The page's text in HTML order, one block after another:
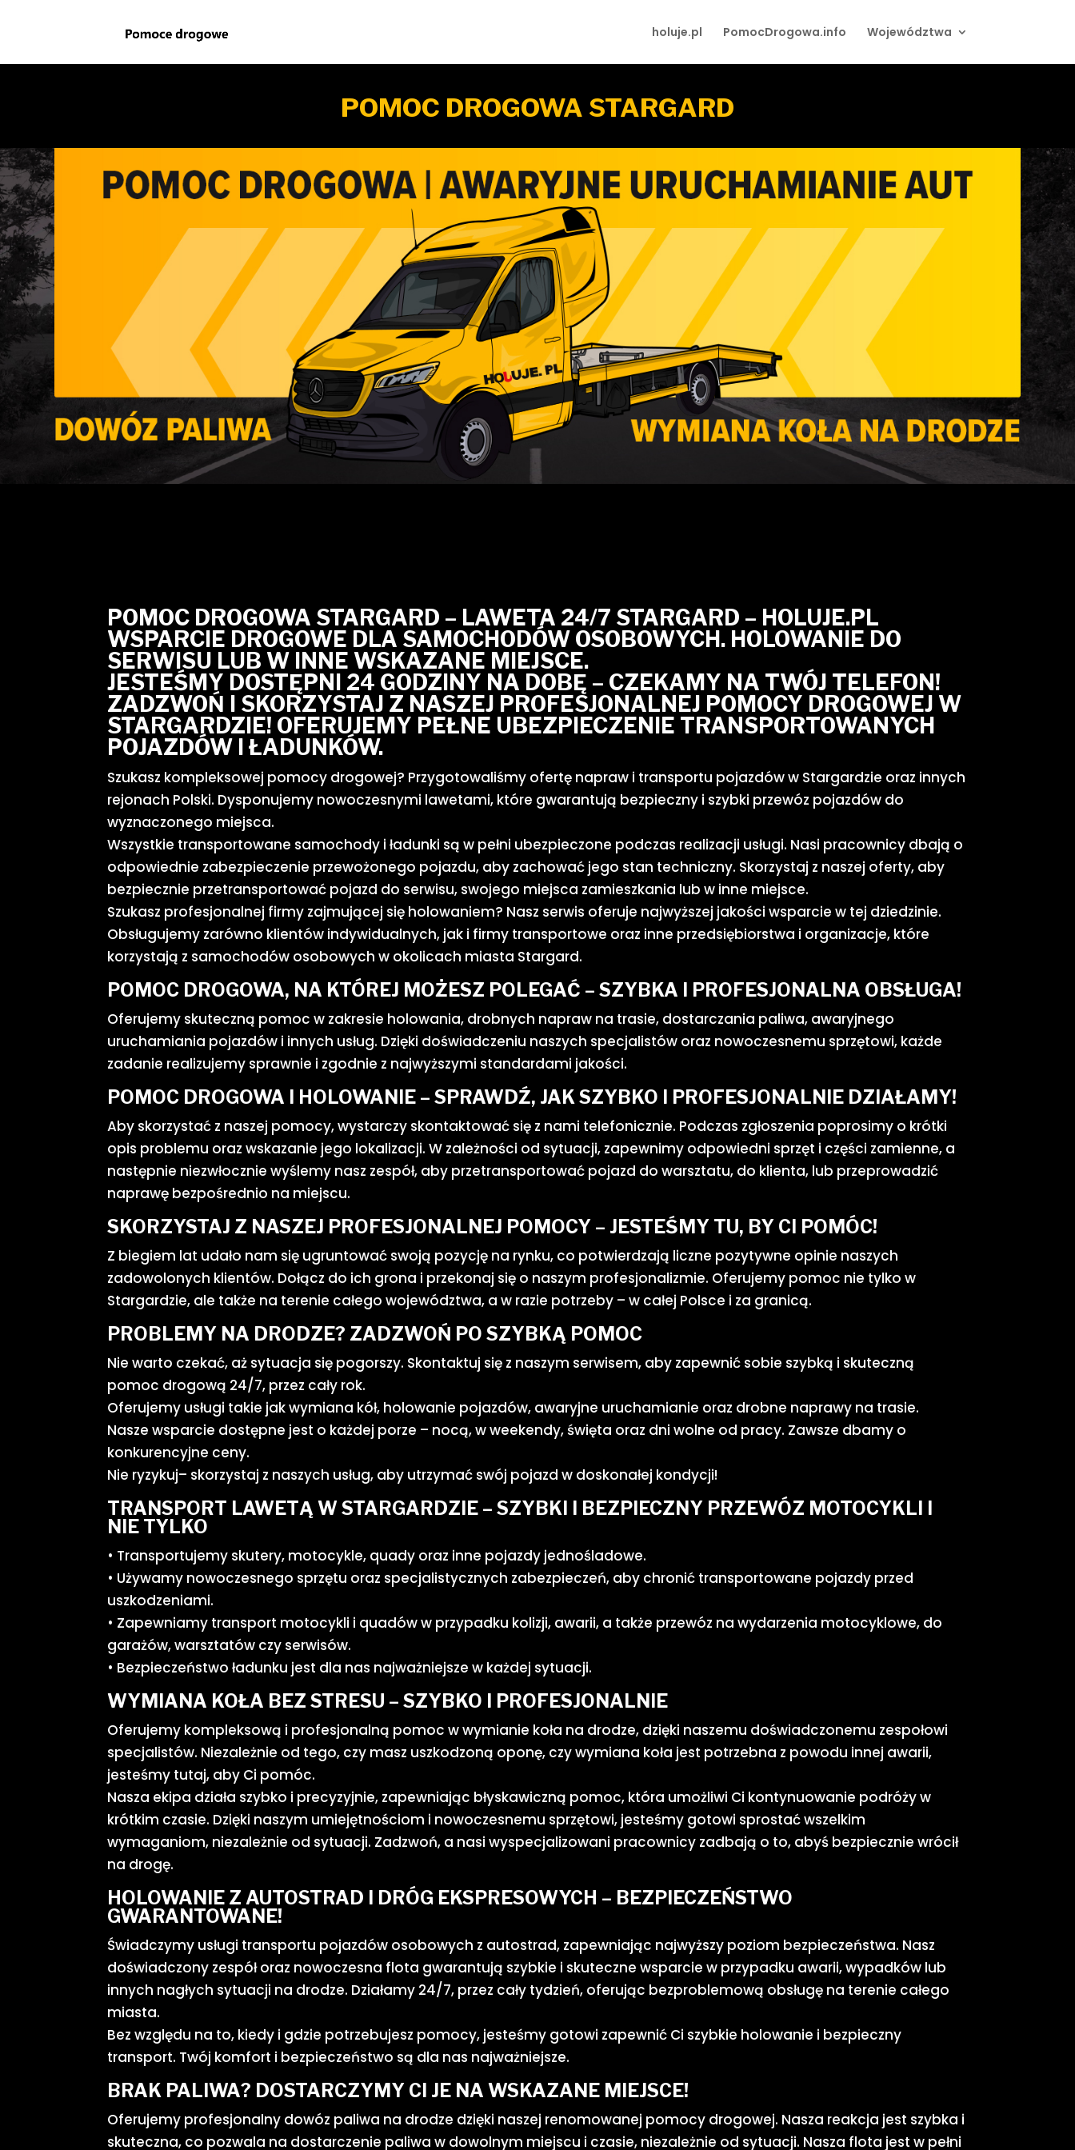
holuje.pl PomocDrogowa.info Województwa
POMOC DROGOWA STARGARD
POMOC DROGOWA STARGARD – LAWETA 24/7 STARGARD – HOLUJE.PL
WSPARCIE DROGOWE DLA SAMOCHODÓW OSOBOWYCH. HOLOWANIE DO
SERWISU LUB W INNE WSKAZANE MIEJSCE.
JESTEŚMY DOSTĘPNI 24 GODZINY NA DOBĘ – CZEKAMY NA TWÓJ TELEFON!
ZADZWOŃ I SKORZYSTAJ Z NASZEJ PROFESJONALNEJ POMOCY DROGOWEJ W
STARGARDZIE! OFERUJEMY PEŁNE UBEZPIECZENIE TRANSPORTOWANYCH
POJAZDÓW I ŁADUNKÓW.
Szukasz kompleksowej pomocy drogowej? Przygotowaliśmy ofertę napraw i transportu pojazdów w Stargardzie oraz innych
rejonach Polski. Dysponujemy nowoczesnymi lawetami, które gwarantują bezpieczny i szybki przewóz pojazdów do
wyznaczonego miejsca.
Wszystkie transportowane samochody i ładunki są w pełni ubezpieczone podczas realizacji usługi. Nasi pracownicy dbają o
odpowiednie zabezpieczenie przewożonego pojazdu, aby zachować jego stan techniczny. Skorzystaj z naszej oferty, aby
bezpiecznie przetransportować pojazd do serwisu, swojego miejsca zamieszkania lub w inne miejsce.
Szukasz profesjonalnej firmy zajmującej się holowaniem? Nasz serwis oferuje najwyższej jakości wsparcie w tej dziedzinie.
Obsługujemy zarówno klientów indywidualnych, jak i firmy transportowe oraz inne przedsiębiorstwa i organizacje, które
korzystają z samochodów osobowych w okolicach miasta Stargard.
POMOC DROGOWA, NA KTÓREJ MOŻESZ POLEGAĆ – SZYBKA I PROFESJONALNA OBSŁUGA!
Oferujemy skuteczną pomoc w zakresie holowania, drobnych napraw na trasie, dostarczania paliwa, awaryjnego
uruchamiania pojazdów i innych usług. Dzięki doświadczeniu naszych specjalistów oraz nowoczesnemu sprzętowi, każde
zadanie realizujemy sprawnie i zgodnie z najwyższymi standardami jakości.
POMOC DROGOWA I HOLOWANIE – SPRAWDŹ, JAK SZYBKO I PROFESJONALNIE DZIAŁAMY!
Aby skorzystać z naszej pomocy, wystarczy skontaktować się z nami telefonicznie. Podczas zgłoszenia poprosimy o krótki
opis problemu oraz wskazanie jego lokalizacji. W zależności od sytuacji, zapewnimy odpowiedni sprzęt i części zamienne, a
następnie niezwłocznie wyślemy nasz zespół, aby przetransportować pojazd do warsztatu, do klienta, lub przeprowadzić
naprawę bezpośrednio na miejscu.
SKORZYSTAJ Z NASZEJ PROFESJONALNEJ POMOCY – JESTEŚMY TU, BY CI POMÓC!
Z biegiem lat udało nam się ugruntować swoją pozycję na rynku, co potwierdzają liczne pozytywne opinie naszych
zadowolonych klientów. Dołącz do ich grona i przekonaj się o naszym profesjonalizmie. Oferujemy pomoc nie tylko w
Stargardzie, ale także na terenie całego województwa, a w razie potrzeby – w całej Polsce i za granicą.
PROBLEMY NA DRODZE? ZADZWOŃ PO SZYBKĄ POMOC
Nie warto czekać, aż sytuacja się pogorszy. Skontaktuj się z naszym serwisem, aby zapewnić sobie szybką i skuteczną
pomoc drogową 24/7, przez cały rok.
Oferujemy usługi takie jak wymiana kół, holowanie pojazdów, awaryjne uruchamianie oraz drobne naprawy na trasie.
Nasze wsparcie dostępne jest o każdej porze – nocą, w weekendy, święta oraz dni wolne od pracy. Zawsze dbamy o
konkurencyjne ceny.
Nie ryzykuj– skorzystaj z naszych usług, aby utrzymać swój pojazd w doskonałej kondycji!
TRANSPORT LAWETĄ W STARGARDZIE – SZYBKI I BEZPIECZNY PRZEWÓZ MOTOCYKLI I
NIE TYLKO
• Transportujemy skutery, motocykle, quady oraz inne pojazdy jednośladowe.
• Używamy nowoczesnego sprzętu oraz specjalistycznych zabezpieczeń, aby chronić transportowane pojazdy przed
uszkodzeniami.
• Zapewniamy transport motocykli i quadów w przypadku kolizji, awarii, a także przewóz na wydarzenia motocyklowe, do
garażów, warsztatów czy serwisów.
• Bezpieczeństwo ładunku jest dla nas najważniejsze w każdej sytuacji.
WYMIANA KOŁA BEZ STRESU – SZYBKO I PROFESJONALNIE
Oferujemy kompleksową i profesjonalną pomoc w wymianie koła na drodze, dzięki naszemu doświadczonemu zespołowi
specjalistów. Niezależnie od tego, czy masz uszkodzoną oponę, czy wymiana koła jest potrzebna z powodu innej awarii,
jesteśmy tutaj, aby Ci pomóc.
Nasza ekipa działa szybko i precyzyjnie, zapewniając błyskawiczną pomoc, która umożliwi Ci kontynuowanie podróży w
krótkim czasie. Dzięki naszym umiejętnościom i nowoczesnemu sprzętowi, jesteśmy gotowi sprostać wszelkim
wymaganiom, niezależnie od sytuacji. Zadzwoń, a nasi wyspecjalizowani pracownicy zadbają o to, abyś bezpiecznie wrócił
na drogę.
HOLOWANIE Z AUTOSTRAD I DRÓG EKSPRESOWYCH – BEZPIECZEŃSTWO
GWARANTOWANE!
Świadczymy usługi transportu pojazdów osobowych z autostrad, zapewniając najwyższy poziom bezpieczeństwa. Nasz
doświadczony zespół oraz nowoczesna flota gwarantują szybkie i skuteczne wsparcie w przypadku awarii, wypadków lub
innych nagłych sytuacji na drodze. Działamy 24/7, przez cały tydzień, oferując bezproblemową obsługę na terenie całego
miasta.
Bez względu na to, kiedy i gdzie potrzebujesz pomocy, jesteśmy gotowi zapewnić Ci szybkie holowanie i bezpieczny
transport. Twój komfort i bezpieczeństwo są dla nas najważniejsze.
BRAK PALIWA? DOSTARCZYMY CI JE NA WSKAZANE MIEJSCE!
Oferujemy profesjonalny dowóz paliwa na drodze dzięki naszej renomowanej pomocy drogowej. Nasza reakcja jest szybka i
skuteczna, co pozwala na dostarczenie paliwa w dowolnym miejscu i czasie, niezależnie od sytuacji. Nasza flota jest w pełni